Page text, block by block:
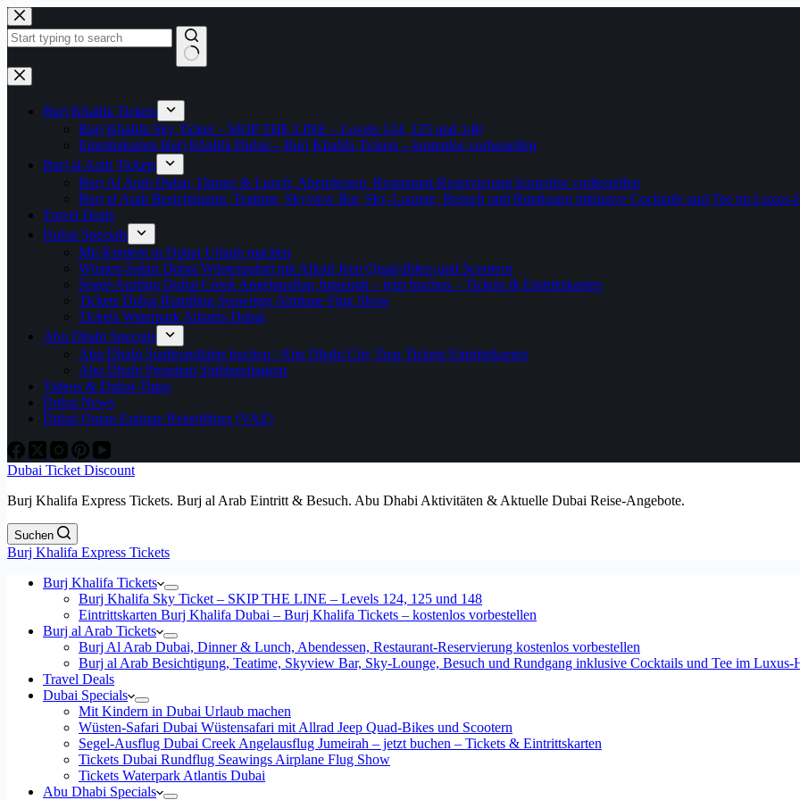
Zum
Inhalt
springen
Keine
Ergebnisse
Burj Khalifa Tickets
Burj Khalifa Sky Ticket – SKIP THE LINE – Levels 124, 125 und 148
Eintrittskarten Burj Khalifa Dubai – Burj Khalifa Tickets – kostenlos vorbestellen
Burj al Arab Tickets
Burj Al Arab Dubai, Dinner & Lunch, Abendessen, Restaurant-Reservierung kostenlos vorbestellen
Burj al Arab Besichtigung, Teatime, Skyview Bar, Sky-Lounge, Besuch und Rundgang inklusive Cocktails und Tee im Luxus-
Travel Deals
Dubai Specials
Mit Kindern in Dubai Urlaub machen
Wüsten-Safari Dubai Wüstensafari mit Allrad Jeep Quad-Bikes und Scootern
Segel-Ausflug Dubai Creek Angelausflug Jumeirah – jetzt buchen – Tickets & Eintrittskarten
Tickets Dubai Rundflug Seawings Airplane Flug Show
Tickets Waterpark Atlantis Dubai
Abu Dhabi Specials
Abu Dhabi Stadtrundfahrt buchen / Abu Dhabi City Tour Tickets Eintrittskarten
Abu Dhabi Premium Sightseeingtour
Videos & Dubai-Tipps
Dubai News
Dubai Oman Emirate Reiseführer (VAE)
Dubai Ticket Discount
Burj Khalifa Express Tickets. Burj al Arab Eintritt & Besuch. Abu Dhabi Aktivitäten & Aktuelle Dubai Reise-Angebote.
Suchen
Burj Khalifa Express Tickets
Burj Khalifa Tickets
Burj Khalifa Sky Ticket – SKIP THE LINE – Levels 124, 125 und 148
Eintrittskarten Burj Khalifa Dubai – Burj Khalifa Tickets – kostenlos vorbestellen
Burj al Arab Tickets
Burj Al Arab Dubai, Dinner & Lunch, Abendessen, Restaurant-Reservierung kostenlos vorbestellen
Burj al Arab Besichtigung, Teatime, Skyview Bar, Sky-Lounge, Besuch und Rundgang inklusive Cocktails und Tee im Luxus-
Travel Deals
Dubai Specials
Mit Kindern in Dubai Urlaub machen
Wüsten-Safari Dubai Wüstensafari mit Allrad Jeep Quad-Bikes und Scootern
Segel-Ausflug Dubai Creek Angelausflug Jumeirah – jetzt buchen – Tickets & Eintrittskarten
Tickets Dubai Rundflug Seawings Airplane Flug Show
Tickets Waterpark Atlantis Dubai
Abu Dhabi Specials